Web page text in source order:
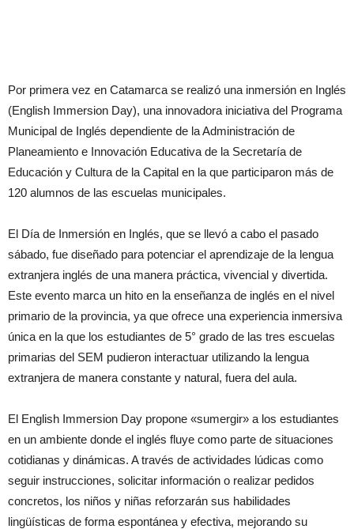
Por primera vez en Catamarca se realizó una inmersión en Inglés
(English Immersion Day), una innovadora iniciativa del Programa
Municipal de Inglés dependiente de la Administración de
Planeamiento e Innovación Educativa de la Secretaría de
Educación y Cultura de la Capital en la que participaron más de
120 alumnos de las escuelas municipales.
El Día de Inmersión en Inglés, que se llevó a cabo el pasado
sábado, fue diseñado para potenciar el aprendizaje de la lengua
extranjera inglés de una manera práctica, vivencial y divertida.
Este evento marca un hito en la enseñanza de inglés en el nivel
primario de la provincia, ya que ofrece una experiencia inmersiva
única en la que los estudiantes de 5° grado de las tres escuelas
primarias del SEM pudieron interactuar utilizando la lengua
extranjera de manera constante y natural, fuera del aula.
El English Immersion Day propone «sumergir» a los estudiantes
en un ambiente donde el inglés fluye como parte de situaciones
cotidianas y dinámicas. A través de actividades lúdicas como
seguir instrucciones, solicitar información o realizar pedidos
concretos, los niños y niñas reforzarán sus habilidades
lingüísticas de forma espontánea y efectiva, mejorando su